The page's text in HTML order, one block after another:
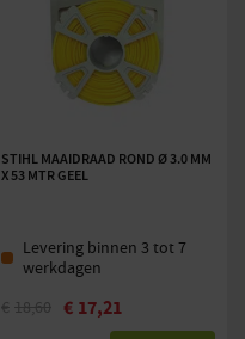
STIHL MAAIDRAAD ROND Ø 3.0 MM
X 53 MTR GEEL
Levering binnen 3 tot 7
werkdagen
€ 18,60 € 17,21